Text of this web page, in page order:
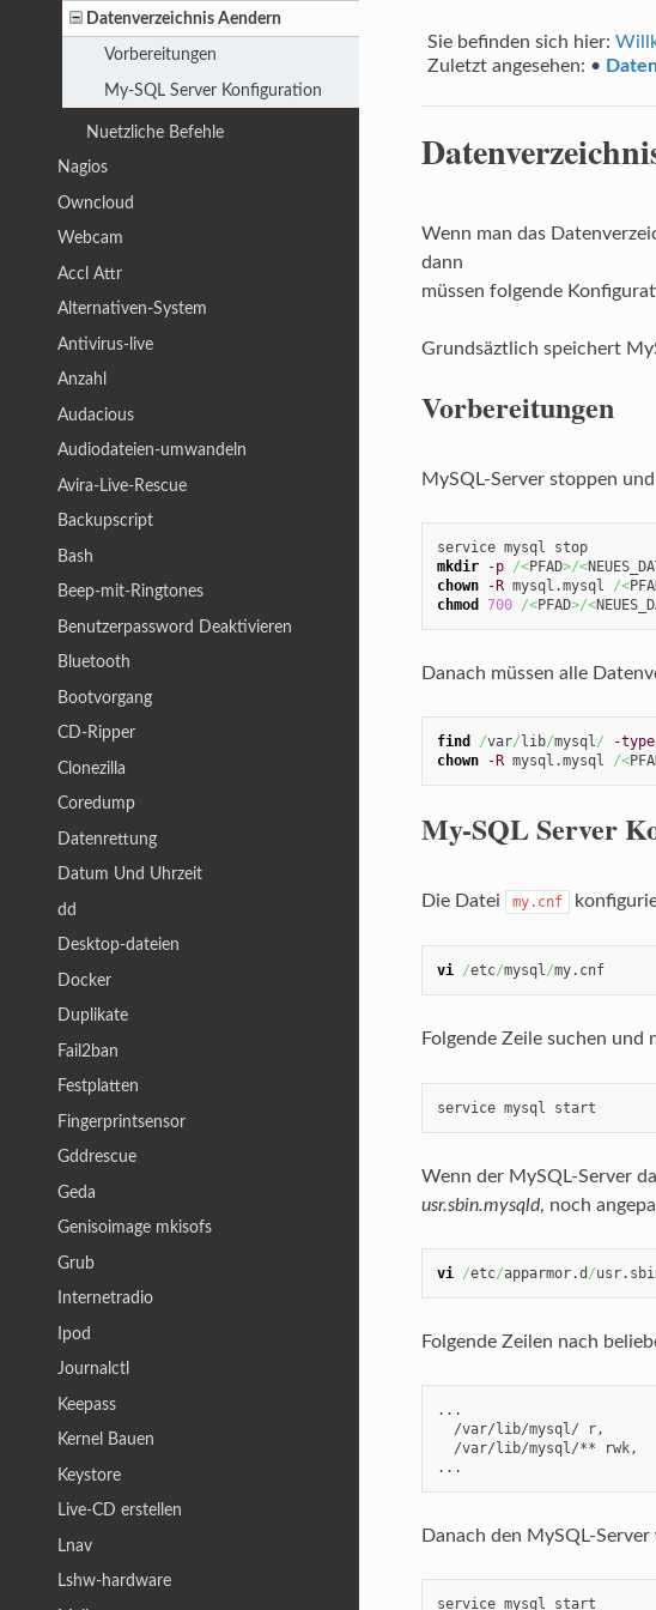
Sie befinden sich hier:
Zuletzt angesehen: •
Wenn man das
dann
müssen folgende
Grundsäztlich speichert
Vorbereitungen
MySQL-Server stoppen
service mysql stop
mkdir
-p /<PFAD>/<
chown
-R mysql.mysql /<
chmod
700 /<PFAD>/<
Danach müssen alle
find /var/ lib/mysql/ -type
chown
-R mysql.mysql /<
My-SQL Server
Die Datei my.cnf
vi /etc/mysql/my.cnf
Folgende Zeile suchen und
service mysql start
Wenn der MySQL-Server
usr.sbin.mysqld, noch
vi /etc/apparmor.d /
Folgende Zeilen nach
...
  /var/lib/mysql/ r,
  /var/lib/mysql/** rwk,
...
Danach den MySQL-
service mysql start
Datenverzeichnis Aendern
Vorbereitungen
My-SQL Server Konfiguration
Nuetzliche Befehle
Nagios
Owncloud
Webcam
Accl Attr
Alternativen-System
Antivirus-live
Anzahl
Audacious
Audiodateien-umwandeln
Avira-Live-Rescue
Backupscript
Bash
Beep-mit-Ringtones
Benutzerpassword Deaktivieren
Bluetooth
Bootvorgang
CD-Ripper
Clonezilla
Coredump
Datenrettung
Datum Und Uhrzeit
dd
Desktop-dateien
Docker
Duplikate
Fail2ban
Festplatten
Fingerprintsensor
Gddrescue
Geda
Genisoimage mkisofs
Grub
Internetradio
Ipod
Journalctl
Keepass
Kernel Bauen
Keystore
Live-CD erstellen
Lnav
Lshw-hardware